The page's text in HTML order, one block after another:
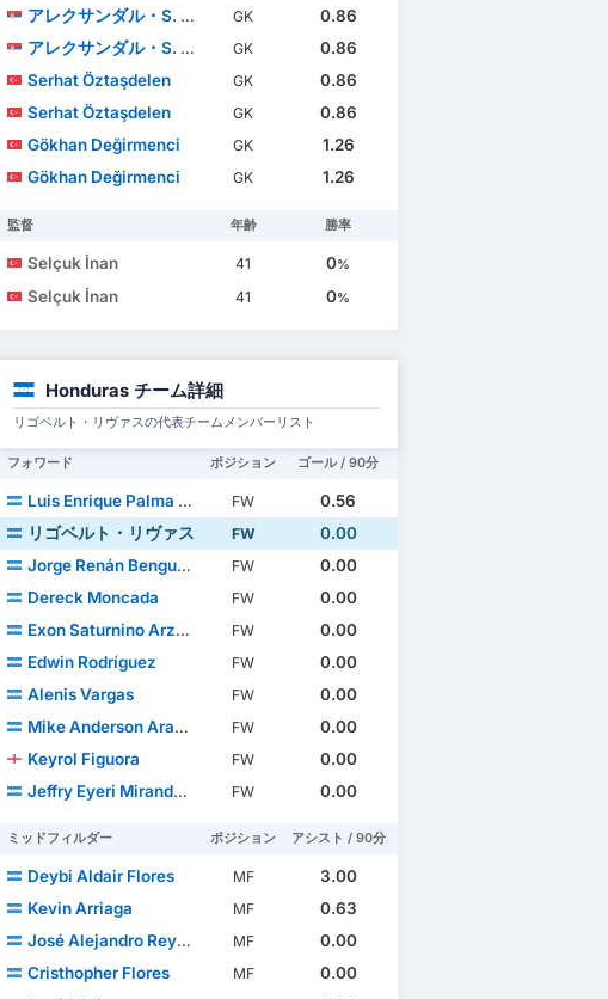
アレクサンダル・S. ヨヴァノヴィッチ GK
0.86
アレクサンダル・S. ヨヴァノヴィッチ
GK
0.86
Serhat Öztaşdelen
GK
0.86
Serhat Öztaşdelen
GK
0.86
Gökhan Değirmenci
GK
1.26
Gökhan Değirmenci
GK 1.26
監督 年齢 勝率
Selçuk İnan 41 0%
Selçuk İnan 41 0%
Honduras チーム詳細
リゴベルト・リヴァスの代表チームメンバーリスト
フォワード ポジション ゴール / 90分
Luis Enrique Palma Oseguera FW
0.56
リゴベルト・リヴァス
FW
0.00
Jorge Renán Benguche Ramírez
FW
0.00
Dereck Moncada
FW
0.00
Exon Saturnino Arzú Suazo
FW
0.00
Edwin Rodríguez
FW
0.00
Alenis Vargas
FW
0.00
Mike Anderson Arana Melendez
FW
0.00
Keyrol Figuora
FW
0.00
Jeffry Eyeri Miranda Miguel
FW 0.00
ミッドフィルダー ポジション アシスト / 90分
Deybi Aldair Flores MF
3.00
Kevin Arriaga
MF
0.63
José Alejandro Reyes Cerna
MF
0.00
Cristhopher Flores
MF
0.00